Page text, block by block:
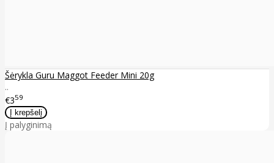
Šėrykla Guru Maggot Feeder Mini 20g
..
€359
Į palyginimą